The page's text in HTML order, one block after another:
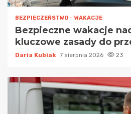
BEZPIECZEŃSTWO WAKACJE
Bezpieczne wakacje
kluczowe zasady do
Daria Kubiak 7 sierpnia 2026 23